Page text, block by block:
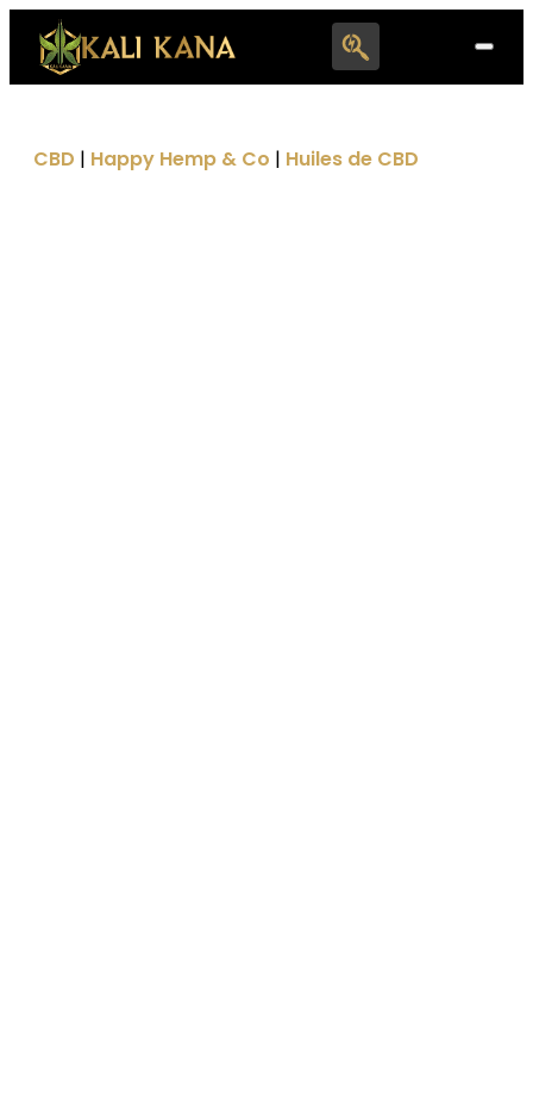
Search
CBD | Happy Hemp & Co | Huiles de CBD